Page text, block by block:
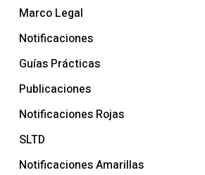
Marco Legal
Notificaciones
Guías Prácticas
Publicaciones
Notificaciones Rojas
SLTD
Notificaciones Amarillas